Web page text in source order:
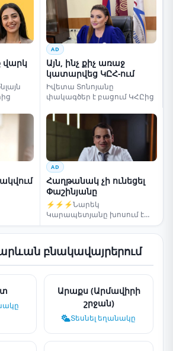
վարկ
AD
Այն, ինչ քիչ առաջ
կատարվեց ԿԸՀ-ում
Իվետա Տոնոյանը
փակագծեր է բացում ԿՀԸից
AD
Հաղթանակ չի ունեցել
Փաշինյանը
⚡⚡⚡Նարեկ
Կարապետյանը խոսում է
ընտրությունների մասին
բնակավայրերում
Արաքս (Արմավիրի
շրջան)
Տեսնել եղանակը